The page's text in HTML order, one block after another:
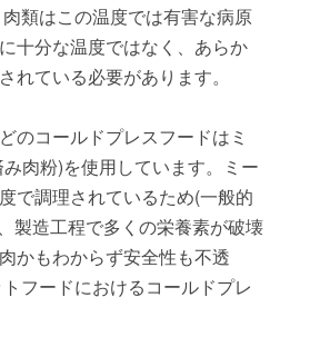
類はこの温度では有害な病原
十分な温度ではなく、あらか
れている必要があります。
のコールドプレスフードはミ
肉粉)を使用しています。ミー
で調理されているため(一般的
製造工程で多くの栄養素が破壊
かもわからず安全性も不透
フードにおけるコールドプレ